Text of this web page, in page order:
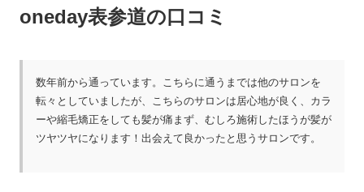
oneday表参道の口コミ
数年前から通っています。こちらに通うまでは他のサロンを
転々としていましたが、こちらのサロンは居心地が良く、カラ
ーや縮毛矯正をしても髪が痛まず、むしろ施術したほうが髪が
ツヤツヤになります！出会えて良かったと思うサロンです。